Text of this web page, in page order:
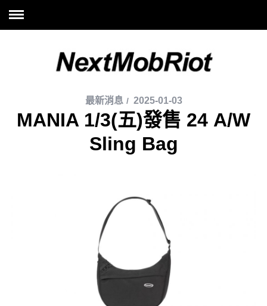
最新消息 2025-01-03
MANIA 1/3(五)發售 24 A/W
Sling Bag